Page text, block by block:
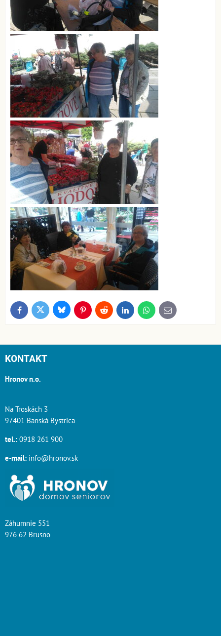
FacebookTwitter BlueskyPinterestReddit LinkedInWhatsApp
E-
mail
KONTAKT
Hronov n.o.
Na Troskách 3
97401 Banská Bystrica
tel.: 0918 261 900
e-mail: info@hronov.sk
Záhumnie 551
976 62 Brusno